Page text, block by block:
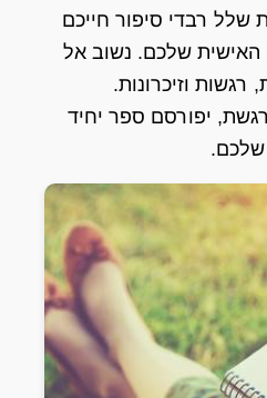
שלל רבדי סיפור חייכם
האישית שלכם. נשוב אל
רגשות וזיכרונות.
יפורסם ספר יחיד
שלכם.